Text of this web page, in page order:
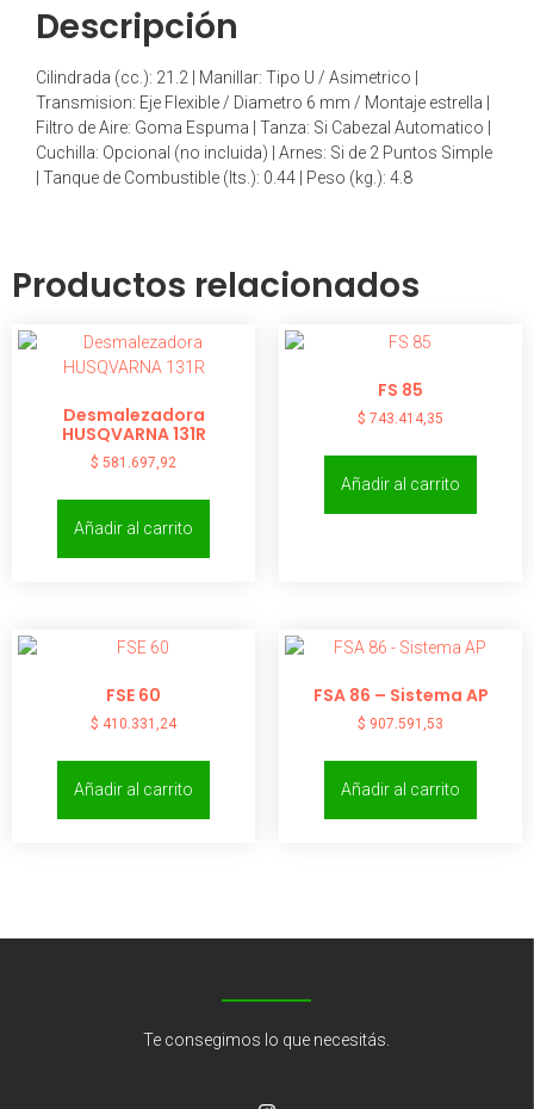
Descripción
Cilindrada (cc.): 21.2 | Manillar: Tipo U / Asimetrico |
Transmision: Eje Flexible / Diametro 6 mm / Montaje estrella |
Filtro de Aire: Goma Espuma | Tanza: Si Cabezal Automatico |
Cuchilla: Opcional (no incluida) | Arnes: Si de 2 Puntos Simple
| Tanque de Combustible (lts.): 0.44 | Peso (kg.): 4.8
Productos relacionados
Desmalezadora
HUSQVARNA 131R
$ 581.697,92
Añadir al carrito
FS 85
$ 743.414,35
Añadir al carrito
FSE 60
$ 410.331,24
Añadir al carrito
FSA 86 – Sistema AP
$ 907.591,53
Añadir al carrito
Te consegimos lo que necesitás.